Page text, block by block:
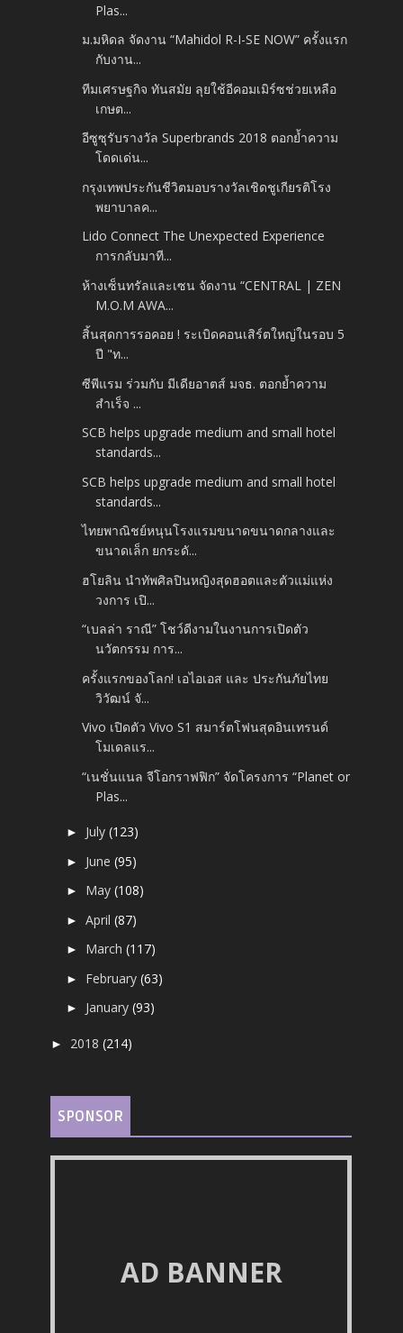
Plas...
ม.มหิดล จัดงาน “Mahidol R-I-SE NOW” ครั้งแรก
กับงาน...
ทีมเศรษฐกิจ ทันสมัย ลุยใช้อีคอมเมิร์ซช่วยเหลือ
เกษต...
อีซูซุรับรางวัล Superbrands 2018 ตอกย้ำความ
โดดเด่น...
กรุงเทพประกันชีวิตมอบรางวัลเชิดชูเกียรติโรง
พยาบาลค...
Lido Connect The Unexpected Experience
การกลับมาที...
ห้างเซ็นทรัลและเซน จัดงาน “CENTRAL | ZEN
M.O.M AWA...
สิ้นสุดการรอคอย ! ระเบิดคอนเสิร์ตใหญ่ในรอบ 5
ปี "ท...
ซีพีแรม ร่วมกับ มีเดียอาตส์ มจธ. ตอกย้ำความ
สำเร็จ ...
SCB helps upgrade medium and small hotel
standards...
SCB helps upgrade medium and small hotel
standards...
ไทยพาณิชย์หนุนโรงแรมขนาดขนาดกลางและ
ขนาดเล็ก ยกระดั...
ฮโยลิน นำทัพศิลปินหญิงสุดฮอตและตัวแม่แห่ง
วงการ เปิ...
“เบลล่า ราณี” โชว์ดีงามในงานการเปิดตัว
นวัตกรรม การ...
ครั้งแรกของโลก! เอไอเอส และ ประกันภัยไทย
วิวัฒน์ จั...
Vivo เปิดตัว Vivo S1 สมาร์ตโฟนสุดอินเทรนด์
โมเดลแร...
“เนชั่นแนล จีโอกราฟฟิก” จัดโครงการ “Planet or
Plas...
► July(123)
► June(95)
► May(108)
►April(87)
► March(117)
► February(63)
► January(93)
► 2018(214)
SPONSOR
AD BANNER